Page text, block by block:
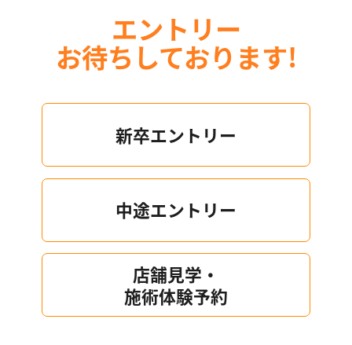
エントリー
お待ちしております!
新卒エントリー
中途エントリー
店舗見学・
施術体験予約